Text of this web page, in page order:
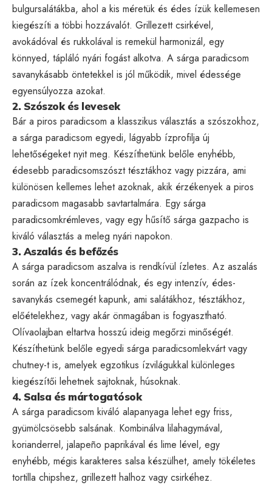
bulgursalátákba, ahol a kis méretük és édes ízük kellemesen
kiegészíti a többi hozzávalót. Grillezett csirkével,
avokádóval és rukkolával is remekül harmonizál, egy
könnyed, tápláló nyári fogást alkotva. A sárga paradicsom
savanykásabb öntetekkel is jól működik, mivel édessége
egyensúlyozza azokat.
2. Szószok és levesek
Bár a piros paradicsom a klasszikus választás a szószokhoz,
a sárga paradicsom egyedi, lágyabb ízprofilja új
lehetőségeket nyit meg. Készíthetünk belőle enyhébb,
édesebb paradicsomszószt tésztákhoz vagy pizzára, ami
különösen kellemes lehet azoknak, akik érzékenyek a piros
paradicsom magasabb savtartalmára. Egy sárga
paradicsomkrémleves, vagy egy hűsítő sárga gazpacho is
kiváló választás a meleg nyári napokon.
3. Aszalás és befőzés
A sárga paradicsom aszalva is rendkívül ízletes. Az aszalás
során az ízek koncentrálódnak, és egy intenzív, édes-
savanykás csemegét kapunk, ami salátákhoz, tésztákhoz,
előételekhez, vagy akár önmagában is fogyasztható.
Olívaolajban eltartva hosszú ideig megőrzi minőségét.
Készíthetünk belőle egyedi sárga paradicsomlekvárt vagy
chutney-t is, amelyek egzotikus ízvilágukkal különleges
kiegészítői lehetnek sajtoknak, húsoknak.
4. Salsa és mártogatósok
A sárga paradicsom kiváló alapanyaga lehet egy friss,
gyümölcsösebb salsának. Kombinálva lilahagymával,
korianderrel, jalapeño paprikával és lime lével, egy
enyhébb, mégis karakteres salsa készülhet, amely tökéletes
tortilla chipshez, grillezett halhoz vagy csirkéhez.